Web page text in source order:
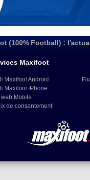
(100% Football) :
Maxifoot
Maxifoot Android
Maxifoot iPhone
Mobile
de consentement